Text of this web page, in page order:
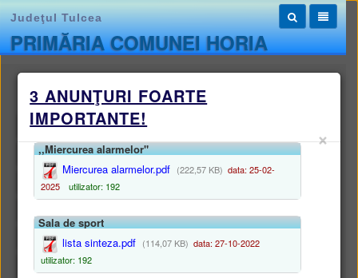
Judeţul Tulcea
PRIMĂRIA COMUNEI HORIA
Monitorul oficial local
STATUTUL UNITĂȚII ADMINISTRATIV-TERITORIALE
REGULAMENTELE PRIVIND PROCEDURILE ADMINISTRATIVE
HOTĂRÂRILE AUTORITĂȚII DELIBERATIVE
DOCUMENTE ȘI INFORMAȚII FINANCIARE
ALTE DOCUMENTE
3 ANUNŢURI FOARTE
IMPORTANTE!
×
,,Miercurea alarmelor"
Miercurea alarmelor.pdf (222,57 KB) data: 25-02-
2025
utilizator: 192
Sala de sport
lista sinteza.pdf (114,07 KB) data: 27-10-2022
utilizator: 192